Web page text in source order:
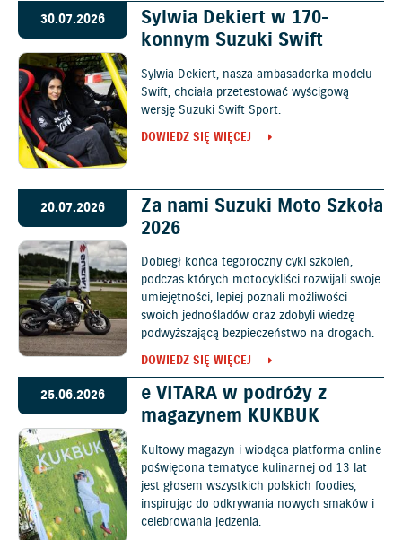
30.07.2026
Sylwia Dekiert w 170-
konnym Suzuki Swift
Sylwia Dekiert, nasza ambasadorka modelu
Swift, chciała przetestować wyścigową
wersję Suzuki Swift Sport.
DOWIEDZ SIĘ WIĘCEJ
20.07.2026
Za nami Suzuki Moto Szkoła
2026
Dobiegł końca tegoroczny cykl szkoleń,
podczas których motocykliści rozwijali swoje
umiejętności, lepiej poznali możliwości
swoich jednośladów oraz zdobyli wiedzę
podwyższającą bezpieczeństwo na drogach.
DOWIEDZ SIĘ WIĘCEJ
25.06.2026
e VITARA w podróży z
magazynem KUKBUK
Kultowy magazyn i wiodąca platforma online
poświęcona tematyce kulinarnej od 13 lat
jest głosem wszystkich polskich foodies,
inspirując do odkrywania nowych smaków i
celebrowania jedzenia.